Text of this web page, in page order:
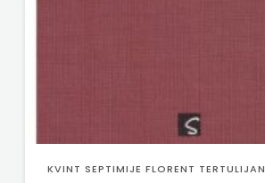
V.B.Z.
KVINT SEPTIMIJE FLORENT TERTULIJAN